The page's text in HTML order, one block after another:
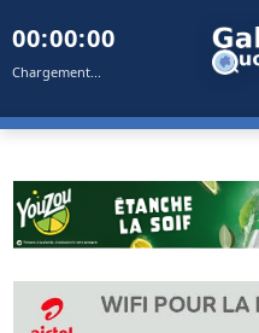
00:00:00
Chargement...